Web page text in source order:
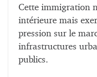
Cette immigration
intérieure mais
pression sur le
infrastructures
publics.